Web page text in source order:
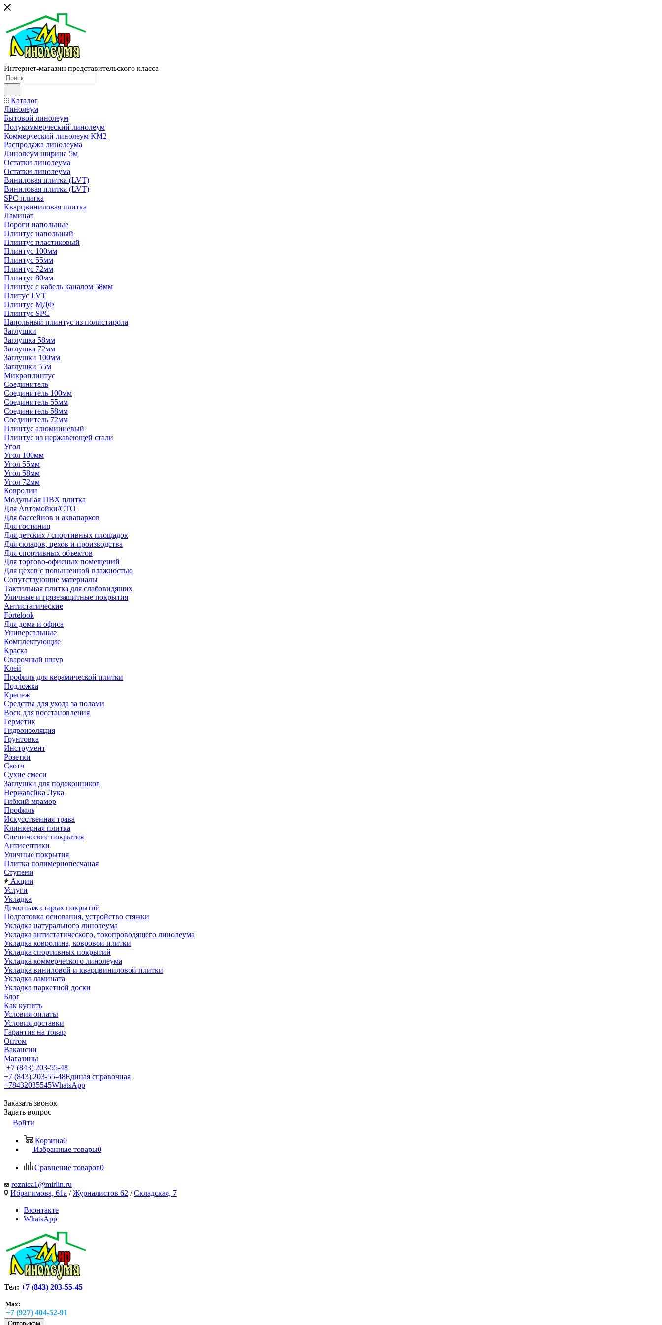
Интернет-магазин представительского класса
Каталог
Линолеум
Бытовой линолеум
Полукоммерческий линолеум
Коммерческий линолеум КМ2
Распродажа линолеума
Линолеум ширина 5м
Остатки линолеума
Остатки линолеума
Виниловая плитка (LVT)
Виниловая плитка (LVT)
SPC плитка
Кварцвиниловая плитка
Ламинат
Пороги напольные
Плинтус напольный
Плинтус пластиковый
Плинтус 100мм
Плинтус 55мм
Плинтус 72мм
Плинтус 80мм
Плинтус с кабель каналом 58мм
Плитус LVT
Плинтус МДФ
Плинтус SPC
Напольный плинтус из полистирола
Заглушки
Заглушка 58мм
Заглушка 72мм
Заглушки 100мм
Заглушки 55м
Микроплинтус
Соединитель
Соединитель 100мм
Соединитель 55мм
Соединитель 58мм
Соединитель 72мм
Плинтус алюминиевый
Плинтус из нержавеющей стали
Угол
Угол 100мм
Угол 55мм
Угол 58мм
Угол 72мм
Ковролин
Модульная ПВХ плитка
Для Автомойки/СТО
Для бассейнов и аквапарков
Для гостиниц
Для детских / спортивных площадок
Для складов, цехов и производства
Для спортивных объектов
Для торгово-офисных помещений
Для цехов с повышенной влажностью
Сопутствующие материалы
Тактильная плитка для слабовидящих
Уличные и грязезащитные покрытия
Антистатические
Fortelook
Для дома и офиса
Универсальные
Комплектующие
Краска
Сварочный шнур
Клей
Профиль для керамической плитки
Подложка
Крепеж
Средства для ухода за полами
Воск для восстановления
Герметик
Гидроизоляция
Грунтовка
Инструмент
Розетки
Скотч
Сухие смеси
Заглушки для подоконников
Нержавейка Лука
Гибкий мрамор
Профиль
Искусственная трава
Клинкерная плитка
Сценические покрытия
Антисептики
Уличные покрытия
Плитка полимернопесчаная
Ступени
Акции
Услуги
Укладка
Демонтаж старых покрытий
Подготовка основания, устройство стяжки
Укладка натурального линолеума
Укладка антистатического, токопроводящего линолеума
Укладка ковролина, ковровой плитки
Укладка спортивных покрытий
Укладка коммерческого линолеума
Укладка виниловой и кварцвиниловой плитки
Укладка ламината
Укладка паркетной доски
Блог
Как купить
Условия оплаты
Условия доставки
Гарантия на товар
Оптом
Вакансии
Магазины
+7 (843) 203-55-48
+7 (843) 203-55-48Единая справочная
+78432035545WhatsApp
Заказать звонок
Задать вопрос
Войти
Корзина0
Избранные товары0
Сравнение товаров0
roznica1@mirlin.ru
Ибрагимова, 61а /Журналистов 62 /Складская, 7
Вконтакте
WhatsApp
Тел: +7 (843) 203-55-45
Max:
+7 (927) 404-52-91
Оптовикам